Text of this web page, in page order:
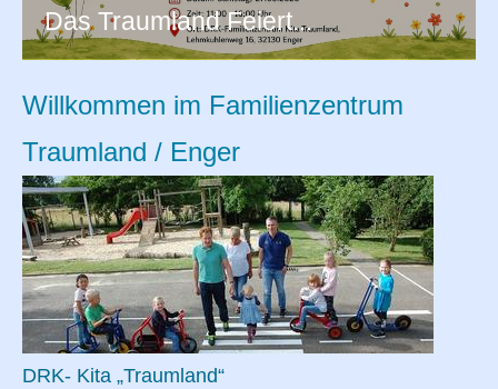
Angebote
Termine
Projekte
Orientierung
Förderverein
Partner
Das Traumland Feiert...
Willkommen im Familienzentrum
Traumland / Enger
DRK- Kita „Traumland“